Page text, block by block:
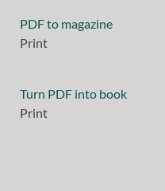
PDF to magazine
Print
Turn PDF into book
Print